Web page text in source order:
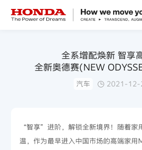
技术创新
全系增配焕新 智享
全新奥德赛(NEW
汽车 2021-12-
“智享”进阶，解锁全新境界！随着家
温，作为最早进入中国市场的高端家用